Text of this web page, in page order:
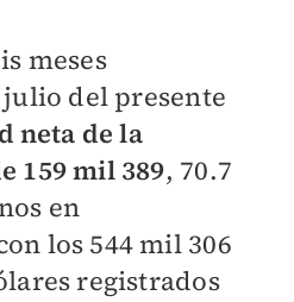
meses
del presente
neta de la
159 mil 389, 70.7
en
los 544 mil 306
registrados